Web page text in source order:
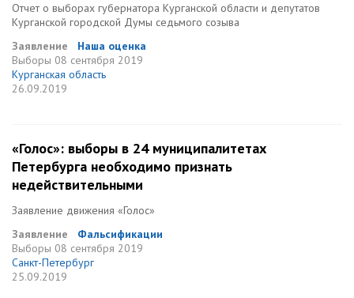
Отчет о выборах губернатора Курганской области и депутатов
Курганской городской Думы седьмого созыва
Заявление
Наша оценка
Выборы 08 сентября 2019
Курганская область
26.09.2019
«Голос»: выборы в 24 муниципалитетах
Петербурга необходимо признать
недействительными
Заявление движения «Голос»
Заявление
Фальсификации
Выборы 08 сентября 2019
Санкт-Петербург
25.09.2019